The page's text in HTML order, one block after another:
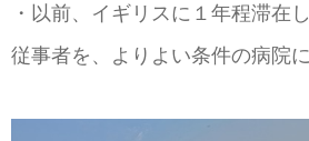
・以前、イギリスに１年程滞在
従事者を、よりよい条件の病院